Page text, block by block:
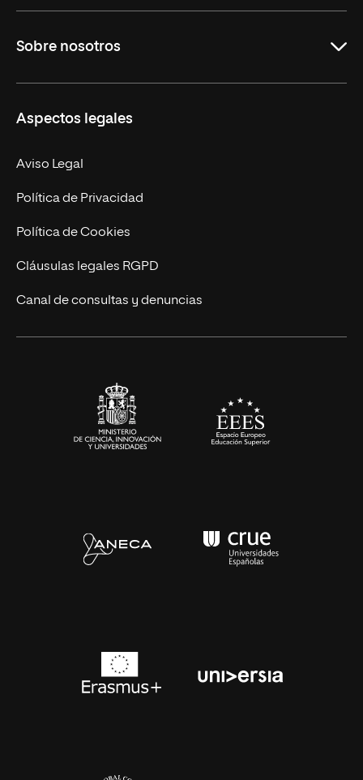
Másteres Oficiales
Másteres Propios
Doctorados
Experto Universitario
Postgrados
Cursos Universitarios
Sobre nosotros
Facultades
Nuestro Equipo
Trabaja en UNIR
Actualidad
UNIR Revista
Eventos
Aspectos legales
Aviso Legal
Política de Privacidad
Política de Cookies
Cláusulas legales RGPD
Canal de consultas y denuncias